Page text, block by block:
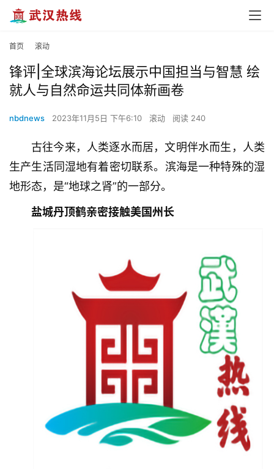
首页 滚动
锋评|全球滨海论坛展示中国担当与智慧 绘
就人与自然命运共同体新画卷
nbdnews 2023年11月5日 下午6:10 滚动 阅读 240
古往今来，人类逐水而居，文明伴水而生，人类
生产生活同湿地有着密切联系。滨海是一种特殊的湿
地形态，是“地球之肾”的一部分。
盐城丹顶鹤亲密接触美国州长